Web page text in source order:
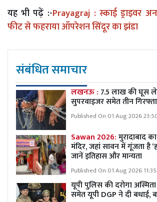
यह भी पढ़ें :-Prayagraj : स्काई ड्राइवर
फीट से फहराया ऑपरेशन सिंदूर का झंडा
संबंधित समाचार
लखनऊ : 7.5 लाख की घूस
सुपरवाइजर समेत तीन
Published On 01 Aug 2026
Sawan 2026:मुरादाबाद
मंदिर, जहां सावन में गूंजता है
जानें इतिहास और मान्यता
Published On 01 Aug 2026
यूपी पुलिस की दरोगा
समेत यूपी DGP ने दी बधाई,